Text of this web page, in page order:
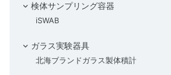
検体サンプリング容器
iSWAB
ガラス実験器具
北海ブランドガラス製体積計